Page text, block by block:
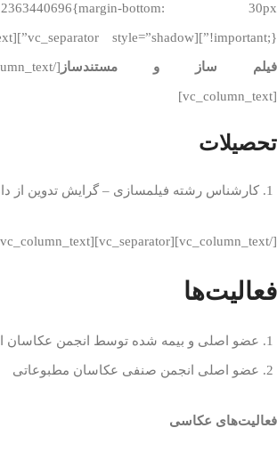
bottom: 30px
!important;}”][vc_separator style=”shadow”][vc_column_text]
فیلم ساز و مستندساز
[vc_column_text]
تحصیلات
کارشناس رشته فیلمسازی – گرایش تدوین از
[/vc_column_text][vc_separator][vc_column_text]
فعالیت‌ها
عضو اصلی و بیمه شده توسط انجمن عکاسان
عضو اصلی انجمن صنفی عکاسان مطبوعاتی
فعالیت‌های عکاسی